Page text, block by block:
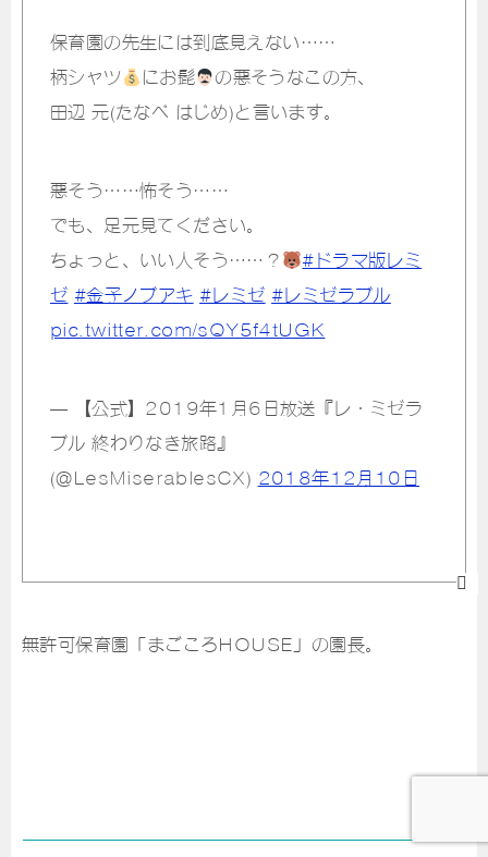
保育園の先生には到底見えない……
柄シャツ
にお髭
の悪そうなこの方、
田辺 元(たなべ はじめ)と言います。
悪そう……怖そう……
でも、足元見てください。
ちょっと、いい人そう……？
#ドラマ版レミ
ゼ #金子ノブアキ #レミゼ #レミゼラブル
pic.twitter.com/sQY5f4tUGK
— 【公式】2019年1月6日放送『レ・ミゼラ
ブル 終わりなき旅路』
(@LesMiserablesCX) 2018年12月10日
無許可保育園「まごころHOUSE」の園長。